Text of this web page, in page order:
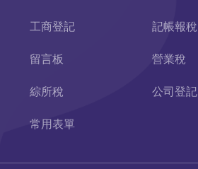
工商登記 記帳報稅
留言板 營業稅
綜所稅 公司登記
常用表單